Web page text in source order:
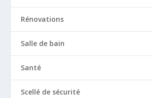
Rénovations
Salle de bain
Santé
Scellé de sécurité